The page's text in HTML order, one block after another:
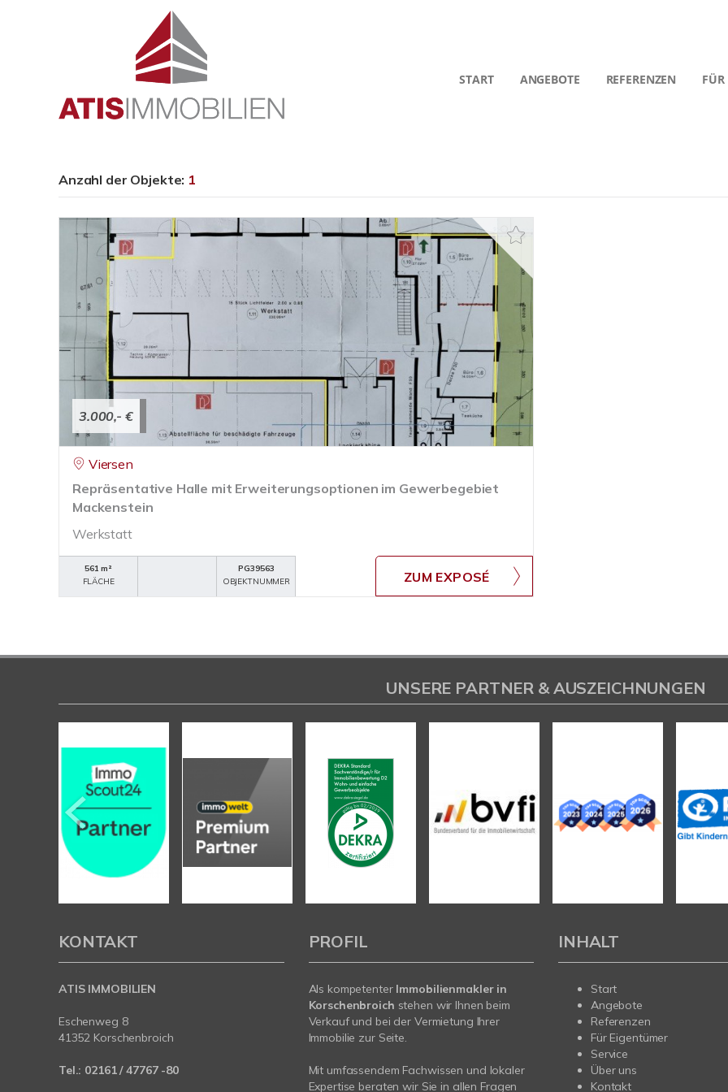
START ANGEBOTE REFERENZEN FÜR
Anzahl der Objekte: 1
3.000,- €
Viersen
Repräsentative Halle mit Erweiterungsoptionen im Gewerbegebiet
Mackenstein
Werkstatt
561 m²
FLÄCHE
PG39563
OBJEKTNUMMER
ZUM EXPOSÉ
UNSERE PARTNER & AUSZEICHNUNGEN
KONTAKT
ATIS IMMOBILIEN
Eschenweg 8
41352 Korschenbroich
Tel.: 02161 / 47767 -80
PROFIL
Als kompetenter Immobilienmakler in
Korschenbroich stehen wir Ihnen beim
Verkauf und bei der Vermietung Ihrer
Immobilie zur Seite.
Mit umfassendem Fachwissen und lokaler
Expertise beraten wir Sie in allen Fragen
INHALT
Start
Angebote
Referenzen
Für Eigentümer
Service
Über uns
Kontakt